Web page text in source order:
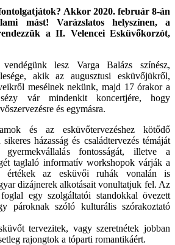
Akkor 2020. február 8-án
mást! Varázslatos helyszínen, a
a II. Velencei Esküvőkorzót,
lesz Varga Balázs színész,
akik az augusztusi esküvőjükről,
mesélnek nekünk, majd 17 órakor a
vár mindenkit koncertjére, hogy
és egymásra.
és az esküvőtervezéshez kötődő
házasság és családtervezés témáját
fontosságát, illetve a
taglaló informatív workshopok várják a
értékek az esküvői ruhák vonalán is
dizájnerek alkotásait vonultatjuk fel. Az
egy szolgáltatói standokkal övezett
pároknak szóló kulturális szórakoztató
tervezitek, vagy szeretnétek jobban
rajongtok a tóparti romantikáért.